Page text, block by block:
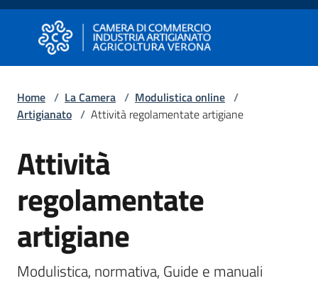
Vai al contenuto
Vai alla navigazione
Vai al footer
Camera di Commercio di Verona
Camera di Commercio di Verona
Avviare
Gestire
Impresa
Promuovere
Home / La Camera / Modulistica online /
Artigianato / Attività regolamentate artigiane
Attività
regolamentate
artigiane
Modulistica, normativa, Guide e manuali